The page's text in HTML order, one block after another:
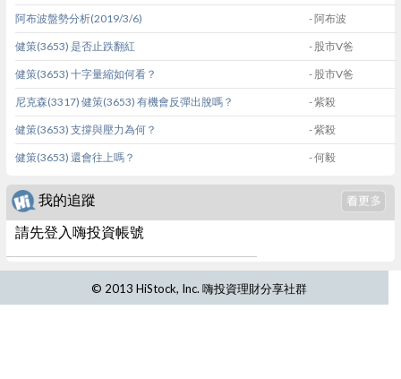
- 阿布波
阿布波盤勢分析(2019/3/6)
- 股市V爸
健策(3653) 是否止跌翻紅
- 股市V爸
健策(3653) 十字量縮如何看？
- 紫殺
尼克森(3317) 健策(3653) 有機會反彈出脫嗎？
- 紫殺
健策(3653) 支撐與壓力為何？
- 何毅
健策(3653) 還會往上嗎？
我的追蹤
請先登入嗨投資帳號
© 2013 HiStock, Inc. 嗨投資理財分享社群